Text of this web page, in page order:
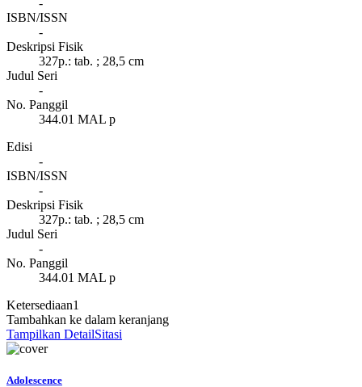
ISBN/ISSN
-
Deskripsi Fisik
327p.: tab. ; 28,5 cm
Judul Seri
-
No. Panggil
344.01 MAL p
Edisi
-
ISBN/ISSN
-
Deskripsi Fisik
327p.: tab. ; 28,5 cm
Judul Seri
-
No. Panggil
344.01 MAL p
Ketersediaan1
Tambahkan ke dalam keranjang
Tampilkan DetailSitasi
Adolescence